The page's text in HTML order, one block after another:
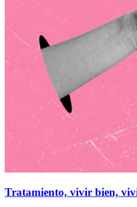
Tratamiento, vivir bien,